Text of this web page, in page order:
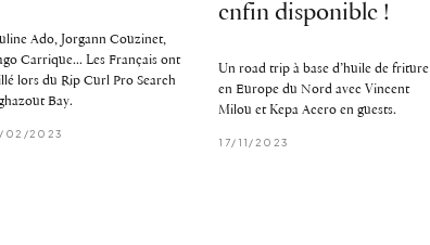
Ado, Jorgann Couzinet,
Carrique... Les Français ont
lors du Rip Curl Pro Search
Bay.
02/2023
enfin disponible !
Un road trip à base d’huile de friture
en Europe du Nord avec Vincent
Milou et Kepa Acero en guests.
17/11/2023